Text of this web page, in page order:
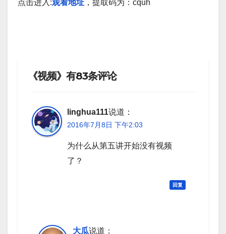
点击进入:观看地址 ，提取码为：cquh
《视频》有83条评论
linghua111说道：
2016年7月8日 下午2:03
为什么从第五讲开始没有视频
了？
回复
大瓜说道：